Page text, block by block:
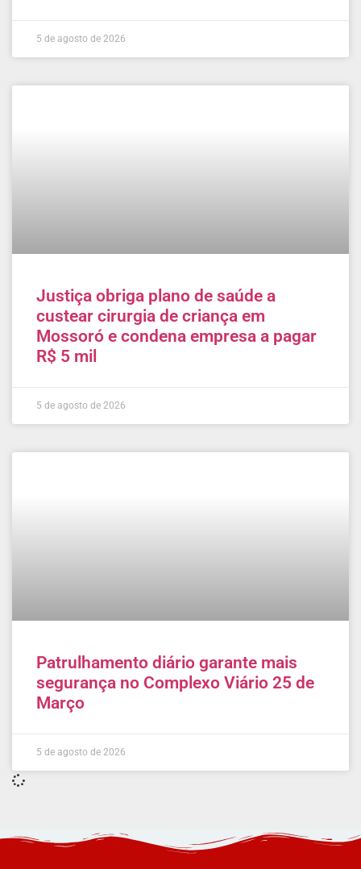
5 de agosto de 2026
Justiça obriga plano de saúde a
custear cirurgia de criança em
Mossoró e condena empresa a pagar
R$ 5 mil
5 de agosto de 2026
Patrulhamento diário garante mais
segurança no Complexo Viário 25 de
Março
5 de agosto de 2026